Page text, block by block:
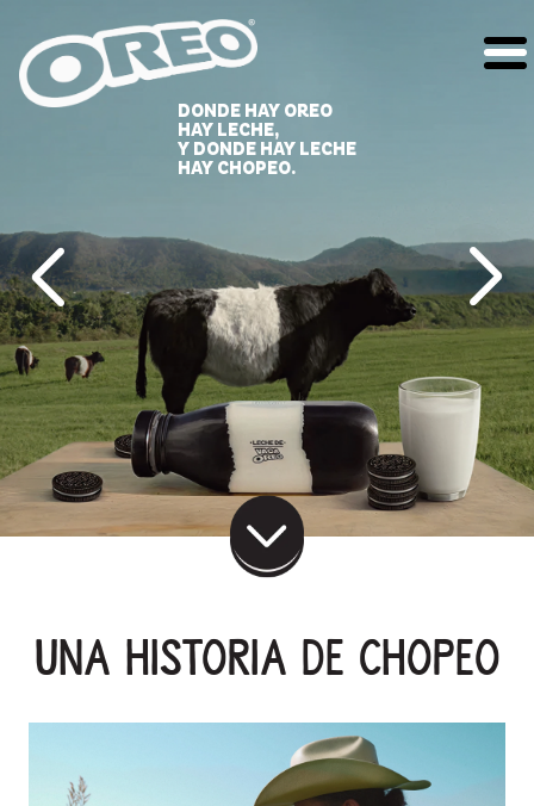
HOME
PRODUCTOS
RECETAS
MINDFULSNACKING
DONDE HAY OREO
HAY LECHE,
Y DONDE HAY LECHE
HAY CHOPEO.
UNA HISTORIA DE CHOPEO